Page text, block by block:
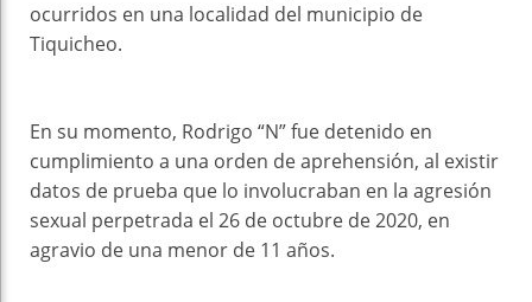
ocurridos en una localidad del municipio de
Tiquicheo.
En su momento, Rodrigo “N” fue detenido en
cumplimiento a una orden de aprehensión, al existir
datos de prueba que lo involucraban en la agresión
sexual perpetrada el 26 de octubre de 2020, en
agravio de una menor de 11 años.